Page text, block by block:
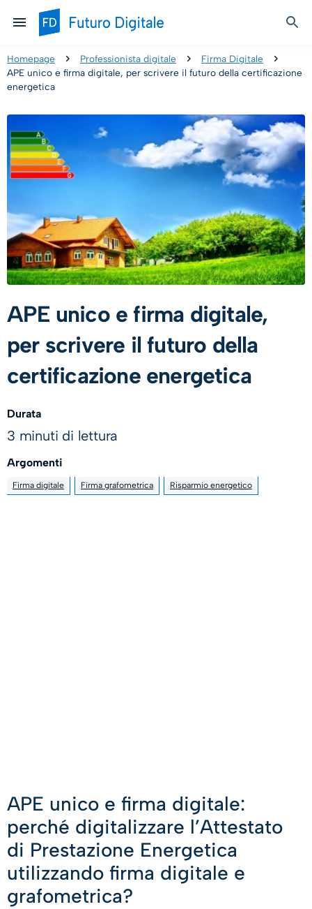
Homepage Professionista digitale
Firma Digitale
APE unico e firma digitale, per scrivere il futuro della certificazione
energetica
APE unico e firma digitale,
per scrivere il futuro della
certificazione energetica
APE unico e firma digitale:
perché digitalizzare l’Attestato
di Prestazione Energetica
utilizzando firma digitale e
grafometrica?
Durata
3 minuti di lettura
Argomenti
Firma digitale Firma grafometrica Risparmio energetico